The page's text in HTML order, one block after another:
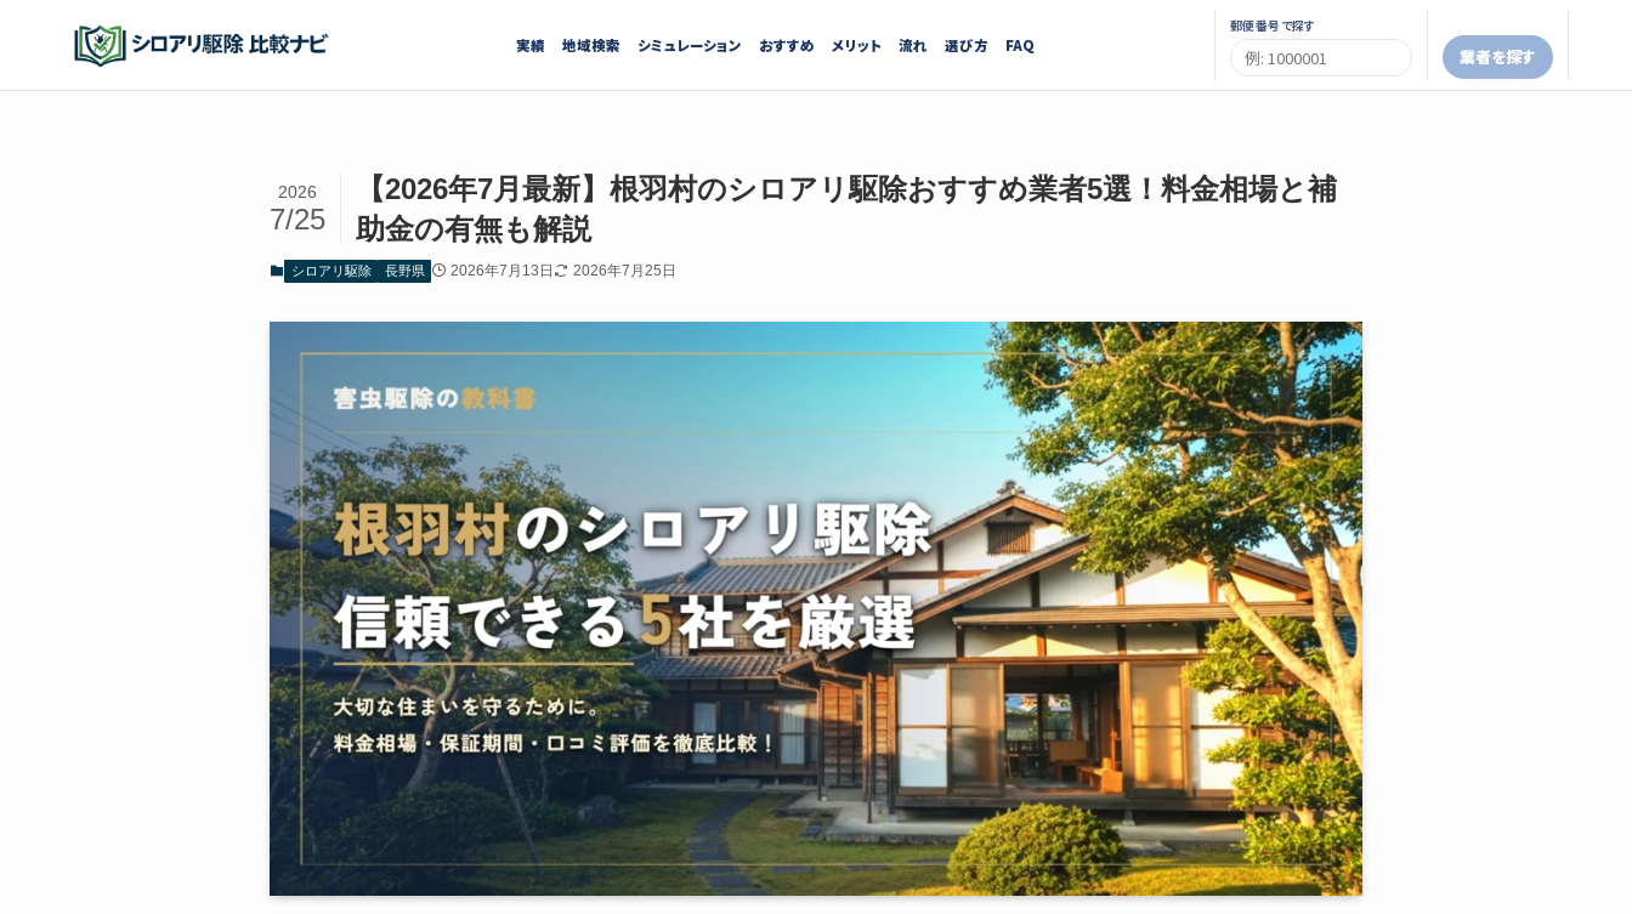
実績 地域検索 シミュレーション おすすめ メリット 流れ 選び方 FAQ
郵便番号で探す
業者を探す
【2026年7月最新】根羽村のシロアリ駆除おすすめ業者5選！料金相場と補
助金の有無も解説
2026
7/25
シロアリ駆除 長野県 2026年7月13日 2026年7月25日